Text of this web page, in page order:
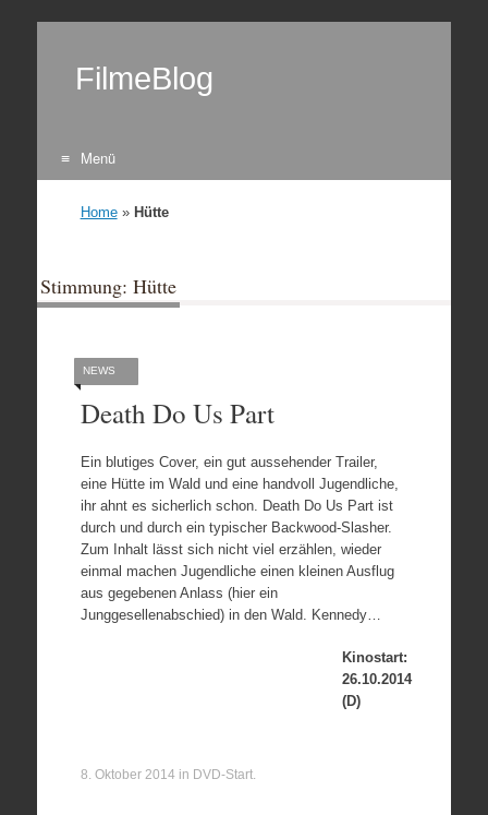
FilmeBlog
Menü
Home» Hütte
Stimmung: Hütte
NEWS
Death Do Us Part
Ein blutiges Cover, ein gut aussehender Trailer,
eine Hütte im Wald und eine handvoll Jugendliche,
ihr ahnt es sicherlich schon. Death Do Us Part ist
durch und durch ein typischer Backwood-Slasher.
Zum Inhalt lässt sich nicht viel erzählen, wieder
einmal machen Jugendliche einen kleinen Ausflug
aus gegebenen Anlass (hier ein
Junggesellenabschied) in den Wald. Kennedy…
Kinostart:
26.10.2014
(D)
8. Oktober 2014 in DVD-Start.